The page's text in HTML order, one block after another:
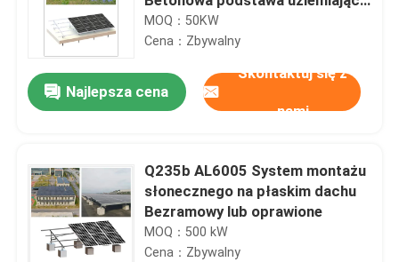
Dom
Produkty
MGAS-I
MOQ：50KW
Cena：Zbywalny
Najlepsza cena
Skontaktuj się z
nami
Q235b AL6005 System montażu
słonecznego na płaskim dachu
Bezramowy lub oprawione
MOQ：500 kW
Cena：Zbywalny